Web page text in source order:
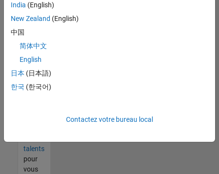
tout
vous
trouvez
pas
d'offre
corresponde
à vos
talents
pour
vous
India (English)
New Zealand (English)
中国
简体中文
English
日本 (日本語)
한국 (한국어)
Contactez votre bureau local